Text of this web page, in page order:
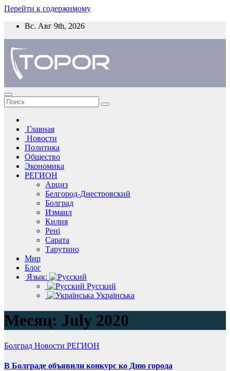
Перейти к содержимому
Вс. Авг 9th, 2026
Главная
Новости
Политика
Общество
Экономика
РЕГИОН
Арциз
Белгород-Днестровский
Болград
Измаил
Килия
Рені
Сарата
Тарутино
Мир
Блог
Язык:
Русский
Українська
Месяц: July 2020
Болград Новости РЕГИОН
В Болграде объявили конкурс ко Дню города